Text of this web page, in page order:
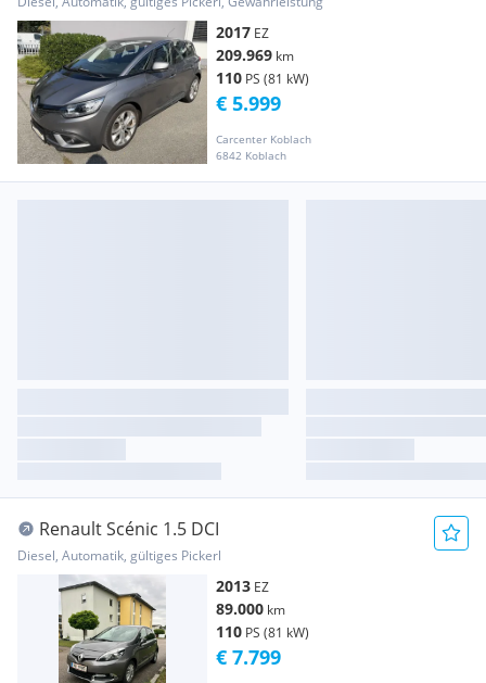
2017 EZ
209.969 km
110 PS (81 kW)
Carcenter Koblach
6842 Koblach
€ 5.999
Renault Scénic 1.5 DCI
Diesel, Automatik, gültiges Pickerl
2013 EZ
89.000 km
110 PS (81 kW)
€ 7.799